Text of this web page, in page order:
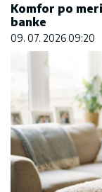
Komfor po
banke
09. 07. 2026 09:20